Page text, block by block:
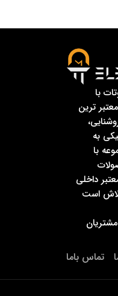
با
ترین
به
با
داخلی
است
تماس باما